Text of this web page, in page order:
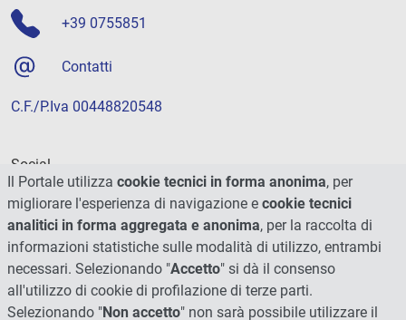
+39 0755851
Contatti
C.F./P.Iva 00448820548
Social
Il Portale utilizza cookie tecnici in forma anonima, per
migliorare l'esperienza di navigazione e cookie tecnici
analitici in forma aggregata e anonima, per la raccolta di
informazioni statistiche sulle modalità di utilizzo, entrambi
necessari. Selezionando "Accetto" si dà il consenso
all'utilizzo di cookie di profilazione di terze parti.
Selezionando "Non accetto" non sarà possibile utilizzare il